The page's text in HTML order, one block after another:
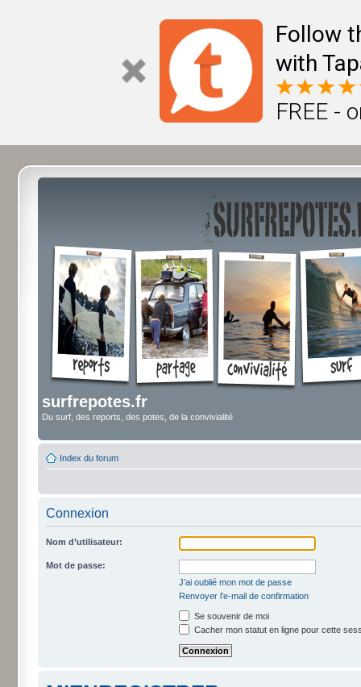
Follow
with
FREE -
surfrepotes.fr
Du surf, des reports, des potes, de la convivialité
Index du forum
Connexion
Nom d’utilisateur:
Mot de passe:
J’ai oublié mon mot de passe
Renvoyer l’e-mail de confirmation
Se souvenir de moi
Cacher mon statut en ligne pour cette